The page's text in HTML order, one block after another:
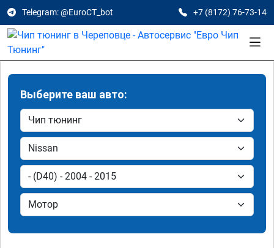
Telegram: @EuroCT_bot +7 (8172) 76-73-14
Выберите ваш авто: